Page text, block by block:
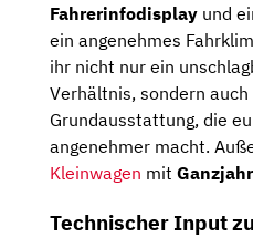
Fahrerinfodisplay und
ein angenehmes
ihr nicht nur ein
Verhältnis, sondern
Grundausstattung, die
angenehmer macht.
Kleinwagen mit
Technischer Input